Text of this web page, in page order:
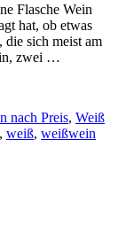
Flasche Wein
hat, ob etwas
sich meist am
zwei …
nach Preis, Weiß
, weiß, weißwein